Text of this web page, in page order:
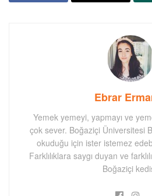
Ebrar
Yemek yemeyi, yapmayı ve
çok sever. Boğaziçi Üniversitesi
okuduğu için ister istemez
Farklılıklara saygı duyan ve
Boğaziçi